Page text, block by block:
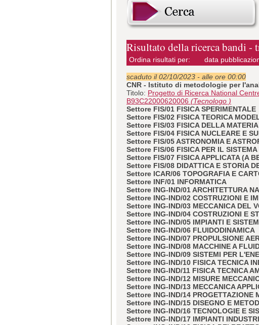
Risultato della ricerca bandi -
Ordina risultati per: data
scaduto il 02/10/2023 - alle ore 00:00
CNR - Istituto di metodologie per
Titolo: Progetto di Ricerca National
B93C22000620006 (Tecnologo )
Settore FIS/01 FISICA SPERIMENTALE
Settore FIS/02 FISICA TEORICA
Settore FIS/03 FISICA DELLA MATERIA
Settore FIS/04 FISICA NUCLEARE E
Settore FIS/05 ASTRONOMIA E
Settore FIS/06 FISICA PER IL
Settore FIS/07 FISICA APPLICATA (A
Settore FIS/08 DIDATTICA E STORIA
Settore ICAR/06 TOPOGRAFIA E
Settore INF/01 INFORMATICA
Settore ING-IND/01 ARCHITETTURA
Settore ING-IND/02 COSTRUZIONI E
Settore ING-IND/03 MECCANICA DEL
Settore ING-IND/04 COSTRUZIONI E
Settore ING-IND/05 IMPIANTI E
Settore ING-IND/06 FLUIDODINAMICA
Settore ING-IND/07 PROPULSIONE
Settore ING-IND/08 MACCHINE A
Settore ING-IND/09 SISTEMI PER
Settore ING-IND/10 FISICA TECNICA
Settore ING-IND/11 FISICA TECNICA
Settore ING-IND/12 MISURE
Settore ING-IND/13 MECCANICA
Settore ING-IND/14 PROGETTAZIONE
Settore ING-IND/15 DISEGNO E
Settore ING-IND/16 TECNOLOGIE E
Settore ING-IND/17 IMPIANTI